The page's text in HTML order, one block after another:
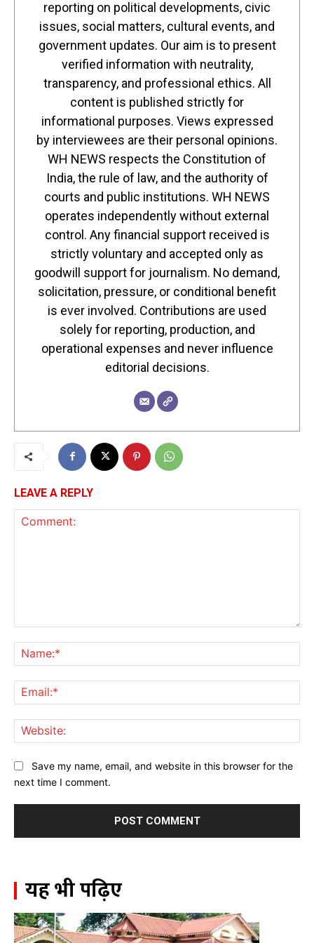
reporting on political developments, civic
issues, social matters, cultural events, and
government updates. Our aim is to present
verified information with neutrality,
transparency, and professional ethics. All
content is published strictly for
informational purposes. Views expressed
by interviewees are their personal opinions.
WH NEWS respects the Constitution of
India, the rule of law, and the authority of
courts and public institutions. WH NEWS
operates independently without external
control. Any financial support received is
strictly voluntary and accepted only as
goodwill support for journalism. No demand,
solicitation, pressure, or conditional benefit
is ever involved. Contributions are used
solely for reporting, production, and
operational expenses and never influence
editorial decisions.
LEAVE A REPLY
Save my name, email, and website in this browser for the
next time I comment.
यह भी पढ़िए